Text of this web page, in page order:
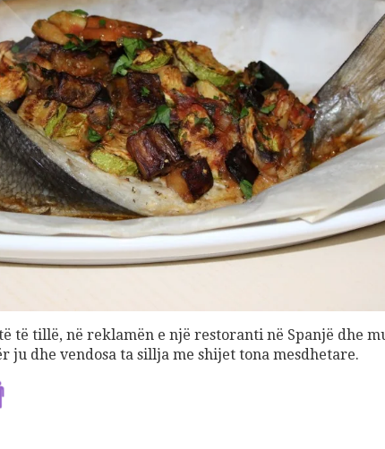
të tillë, në reklamën e një restoranti në Spanjë dhe
dhe vendosa ta sillja me shijet tona mesdhetare.
Gift Card 3 mujore